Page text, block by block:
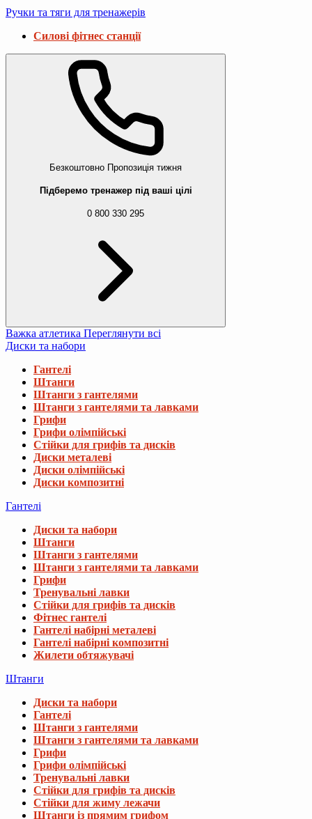
Ручки та тяги для тренажерів
Силові фітнес станції
Безкоштовно Пропозиція тижня
Підберемо тренажер під ваші цілі
0 800 330 295
Важка атлетика Переглянути всі
Диски та набори
Гантелі
Штанги
Штанги з гантелями
Штанги з гантелями та лавками
Грифи
Грифи олімпійські
Стійки для грифів та дисків
Диски металеві
Диски олімпійські
Диски композитні
Гантелі
Диски та набори
Штанги
Штанги з гантелями
Штанги з гантелями та лавками
Грифи
Тренувальні лавки
Стійки для грифів та дисків
Фітнес гантелі
Гантелі набірні металеві
Гантелі набірні композитні
Жилети обтяжувачі
Штанги
Диски та набори
Гантелі
Штанги з гантелями
Штанги з гантелями та лавками
Грифи
Грифи олімпійські
Тренувальні лавки
Стійки для грифів та дисків
Стійки для жиму лежачи
Штанги із прямим грифом